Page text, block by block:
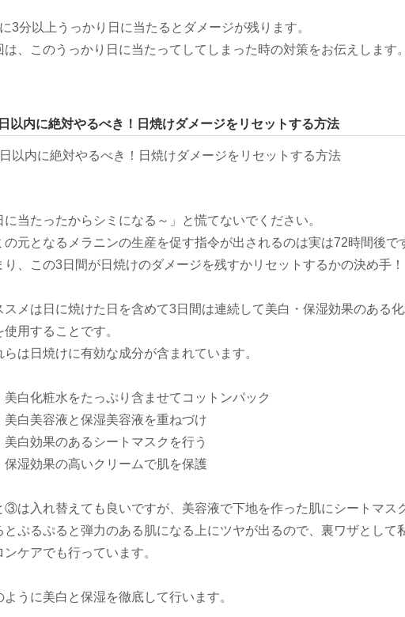
3分以上うっかり日に当たるとダメージが残ります。
は、このうっかり日に当たってしてしまった時の対策をお伝えします
以内に絶対やるべき！日焼けダメージをリセットする方法
に当たったからシミになる～」と慌てないでください。
の元となるメラニンの生産を促す指令が出されるのは実は72時間後で
り、この3日間が日焼けのダメージを残すかリセットするかの決め手！
スメは日に焼けた日を含めて3日間は連続して美白・保湿効果のある
使用することです。
らは日焼けに有効な成分が含まれています。
白化粧水をたっぷり含ませてコットンパック
白美容液と保湿美容液を重ねづけ
白効果のあるシートマスクを行う
湿効果の高いクリームで肌を保護
は入れ替えても良いですが、美容液で下地を作った肌にシートマス
とぷるぷると弾力のある肌になる上にツヤが出るので、裏ワザとして
ンケアでも行っています。
ように美白と保湿を徹底して行います。